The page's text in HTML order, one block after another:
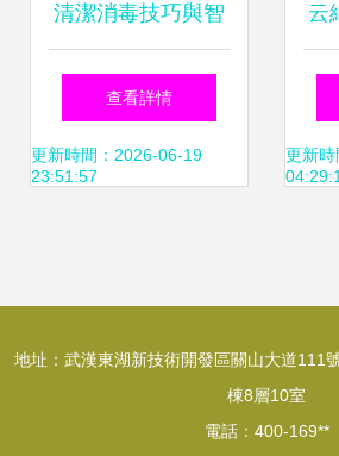
清潔消毒技巧與智
能產品推薦 守護家
庭健康必備
查看詳情
更新時間：2026-06-19
23:51:57
云
康
更新
地址：武漢東湖新技術開發區關山大道111
棟8層10室
電話：400-169**